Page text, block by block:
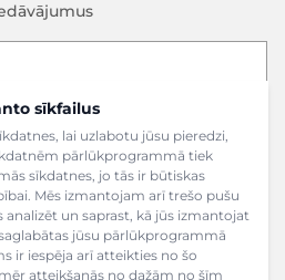
sīkfailus
lai uzlabotu jūsu pieredzi,
pārlūkprogrammā tiek
sīkdatnes, jo tās ir būtiskas
Mēs izmantojam arī trešo pušu
un saprast, kā jūs izmantojat
jūsu pārlūkprogrammā
ir iespēja arī atteikties no šo
atteikšanās no dažām no šīm